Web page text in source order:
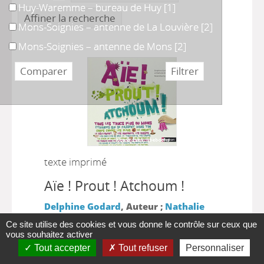
Affiner la recherche
texte imprimé
Aïe ! Prout ! Atchoum !
Delphine Godard, Auteur ; Nathalie
Weil, Auteur|Paris : Nathan|2011
Plus d'information...
Huy-Waremme – bureau de Huy
Huy-Waremme – bureau de Huy [1]
Mons-Soignies – antenne de La Louvière
Mons-Soignies – antenne de La Louvière [2]
Mons-Soignies – antenne de Mons
Mons-Soignies – antenne de Mons [2]
Ce site utilise des cookies et vous donne le contrôle sur ceux que
vous souhaitez activer
Tout accepter
Tout refuser Personnaliser